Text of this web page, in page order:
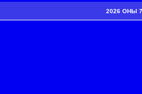
2026 ОНЫ